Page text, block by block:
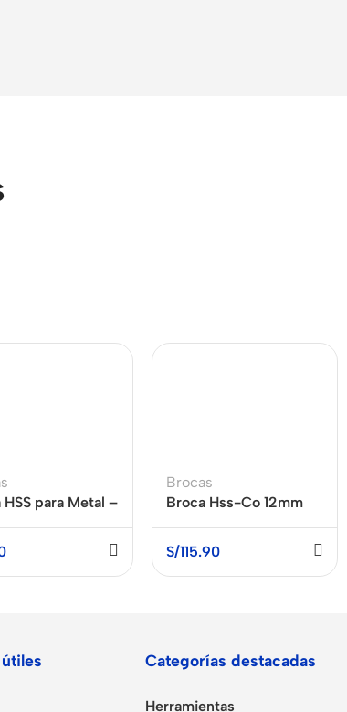
HSS para Metal –
DEWALT
Brocas
Broca Hss-Co 12mm
S/115.90
Categorías destacadas
Herramientas